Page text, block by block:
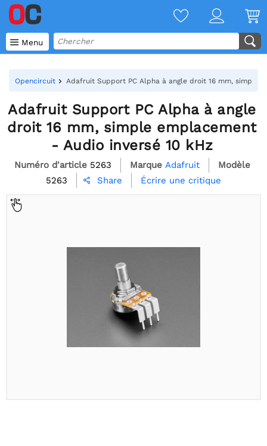
 Menu
Opencircuit Adafruit Support PC Alpha à angle droit 16 mm, simple
Adafruit Support PC Alpha à angle
droit 16 mm, simple emplacement
- Audio inversé 10 kHz
Numéro d'article 5263 Marque Adafruit
Modèle
5263
 Share Écrire une critique